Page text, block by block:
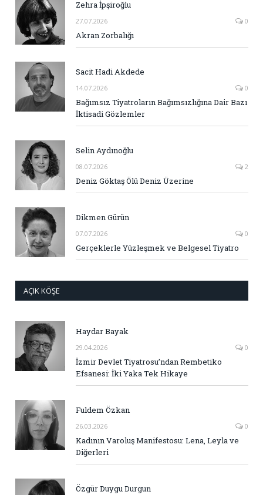
Zehra İpşiroğlu
27.07.2026 0
Akran Zorbalığı
Sacit Hadi Akdede
14.07.2026 0
Bağımsız Tiyatroların Bağımsızlığına Dair Bazı
İktisadi Gözlemler
Selin Aydınoğlu
08.07.2026 2
Deniz Göktaş Ölü Deniz Üzerine
Dikmen Gürün
07.07.2026 0
Gerçeklerle Yüzleşmek ve Belgesel Tiyatro
AÇIK KÖŞE
Haydar Bayak
29.04.2026 0
İzmir Devlet Tiyatrosu’ndan Rembetiko
Efsanesi: İki Yaka Tek Hikaye
Fuldem Özkan
26.03.2026 0
Kadının Varoluş Manifestosu: Lena, Leyla ve
Diğerleri
Özgür Duygu Durgun